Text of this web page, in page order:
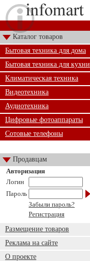
Каталог товаров
Бытовая техника для дома
Бытовая техника для кухни
Климатическая техника
Видеотехника
Аудиотехника
Цифровые фотоаппараты
Сотовые телефоны
Продавцам
Авторизация
Логин
Пароль
Забыли пароль?
Регистрация
Размещение товаров
Реклама на сайте
О проекте